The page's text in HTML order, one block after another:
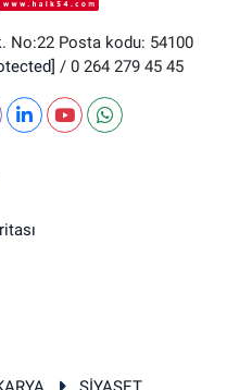
No:22 Posta kodu: 54100
/ 0 264 279 45 45